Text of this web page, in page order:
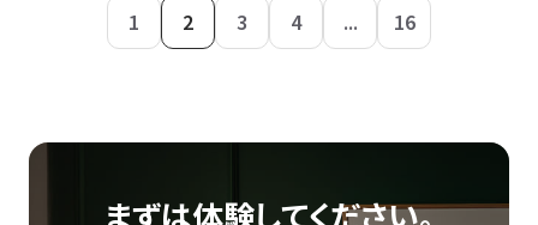
1 2 3 4 ... 16
まずは体験してください。